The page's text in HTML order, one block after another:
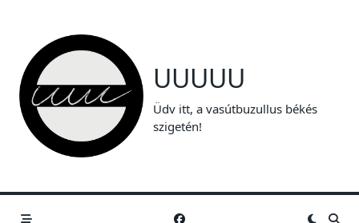
content
UUUUU
Üdv itt, a vasútbuzullus békés
szigetén!